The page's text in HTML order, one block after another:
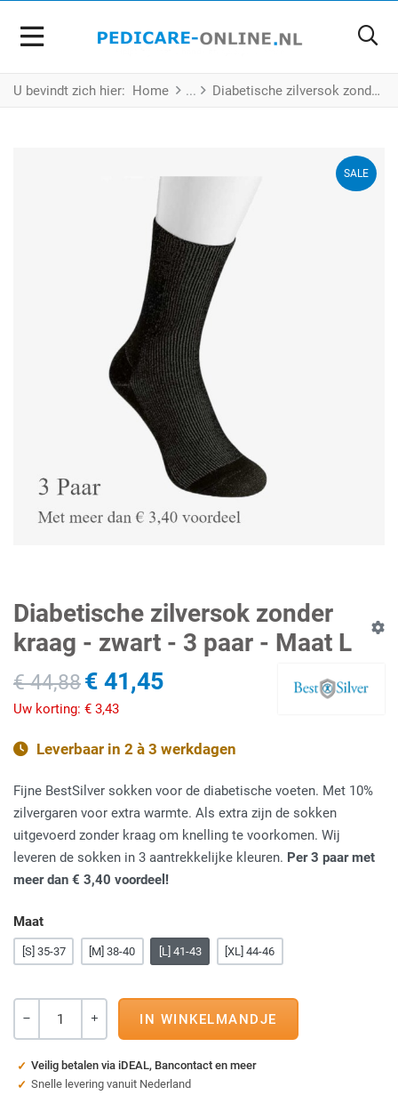
U bevindt zich hier: Home Diabetische zilversok zonder kraag - zwart - 3 paar - Maat L
SALE
Diabetische zilversok zonder
kraag - zwart - 3 paar - Maat L
€ 44,88€ 41,45
Uw korting: € 3,43
Leverbaar in 2 à 3 werkdagen
Fijne BestSilver sokken voor de diabetische voeten. Met 10%
zilvergaren voor extra warmte. Als extra zijn de sokken
uitgevoerd zonder kraag om knelling te voorkomen. Wij
leveren de sokken in 3 aantrekkelijke kleuren. Per 3 paar met
meer dan € 3,40 voordeel!
Maat
[S] 35-37 [M] 38-40 [L] 41-43 [XL] 44-46
Veilig betalen via iDEAL, Bancontact en meer
Snelle levering vanuit Nederland